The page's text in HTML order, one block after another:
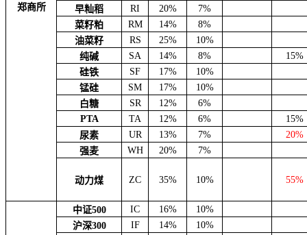
郑商所
早籼稻
RI 20%
7%
菜籽粕
RM 14%
8%
油菜籽
RS 25%
10%
纯碱
SA 14% 8%
15%
硅铁
SF 17%
10%
锰硅
SM 17%
10%
白糖
SR 12%
6%
PTA
TA 12% 6%
15%
尿素
UR 13% 7%
20%
强麦
WH 20% 7%
动力煤 ZC 35% 10% 55%
中证500 IC 16%
10%
沪深300
IF 14%
10%